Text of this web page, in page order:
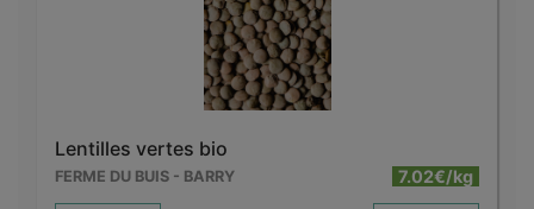
Lentilles vertes bio
FERME DU BUIS - BARRY 7.02€/kg